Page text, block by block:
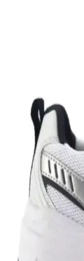
Nike Air Force
günlük yaşamda
getirir, farklı
Nike Team
Kullanım
Nike Team
arada sunar.
hareket
Genel
HİLL Unisex